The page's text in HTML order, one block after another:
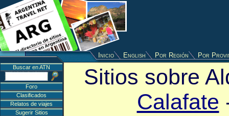
Inicio English Por Región Por
Sitios sobre
Calafate
Buscar en ATN
Foro
Clasificados
Relatos de viajes
Sugerir Sitios